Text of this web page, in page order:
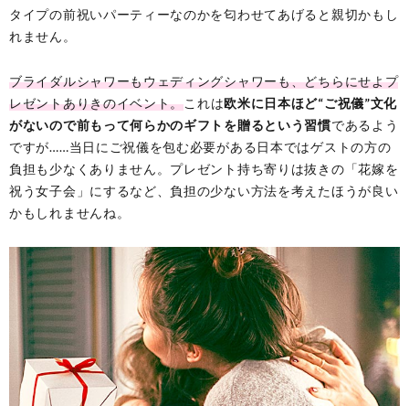
タイプの前祝いパーティーなのかを匂わせてあげると親切かもし
れません。
ブライダルシャワーもウェディングシャワーも、どちらにせよプ
レゼントありきのイベント。これは欧米に日本ほど“ご祝儀”文化
がないので前もって何らかのギフトを贈るという習慣であるよう
ですが……当日にご祝儀を包む必要がある日本ではゲストの方の
負担も少なくありません。プレゼント持ち寄りは抜きの「花嫁を
祝う女子会」にするなど、負担の少ない方法を考えたほうが良い
かもしれませんね。